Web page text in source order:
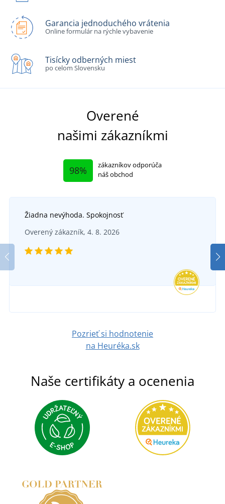
Garancia jednoduchého vrátenia
Online formulár na rýchle vybavenie
Tisícky odberných miest
po celom Slovensku
Overené
našimi zákazníkmi
98%
zákazníkov odporúča
náš obchod
Žiadna nevýhoda. Spokojnosť
Overený zákazník, 4. 8. 2026
Pozrieť si hodnotenie
na Heuréka.sk
Naše certifikáty a ocenenia